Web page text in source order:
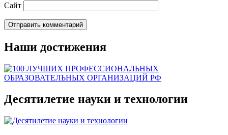
Сайт
Наши достижения
Десятилетие науки и технологии